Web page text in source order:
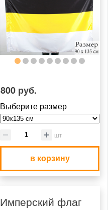
800 руб.
Выберите размер
шт
в корзину
Имперский флаг